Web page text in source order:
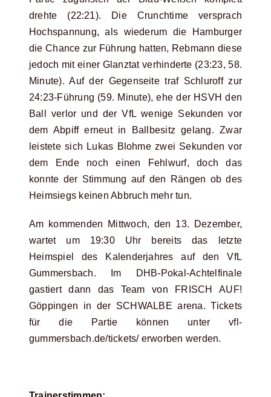
drehte (22:21). Die Crunchtime versprach
Hochspannung, als wiederum die Hamburger
die Chance zur Führung hatten, Rebmann diese
jedoch mit einer Glanztat verhinderte (23:23, 58.
Minute). Auf der Gegenseite traf Schluroff zur
24:23-Führung (59. Minute), ehe der HSVH den
Ball verlor und der VfL wenige Sekunden vor
dem Abpiff erneut in Ballbesitz gelang. Zwar
leistete sich Lukas Blohme zwei Sekunden vor
dem Ende noch einen Fehlwurf, doch das
konnte der Stimmung auf den Rängen ob des
Heimsiegs keinen Abbruch mehr tun.
Am kommenden Mittwoch, den 13. Dezember,
wartet um 19:30 Uhr bereits das letzte
Heimspiel des Kalenderjahres auf den VfL
Gummersbach. Im DHB-Pokal-Achtelfinale
gastiert dann das Team von FRISCH AUF!
Göppingen in der SCHWALBE arena. Tickets
für die Partie können unter vfl-
gummersbach.de/tickets/ erworben werden.